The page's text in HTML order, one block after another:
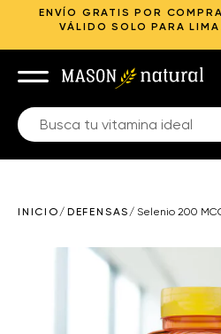
ENVÍO GRATIS POR
VÁLIDO SOLO PARA
INICIO / DEFENSAS / Selenio 200